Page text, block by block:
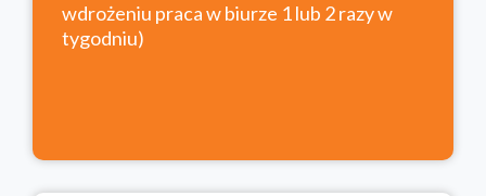
wdrożeniu praca w biurze 1 lub 2 razy w
tygodniu)